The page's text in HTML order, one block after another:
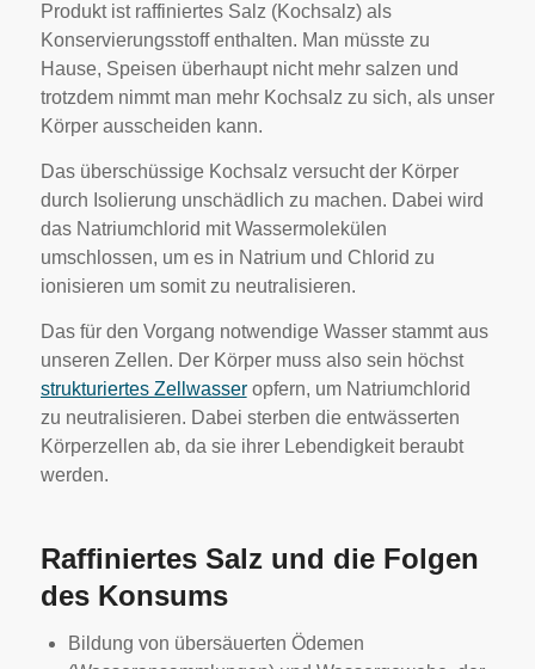
Produkt ist raffiniertes Salz (Kochsalz) als
Konservierungsstoff enthalten. Man müsste zu
Hause, Speisen überhaupt nicht mehr salzen und
trotzdem nimmt man mehr Kochsalz zu sich, als unser
Körper ausscheiden kann.
Das überschüssige Kochsalz versucht der Körper
durch Isolierung unschädlich zu machen. Dabei wird
das Natriumchlorid mit Wassermolekülen
umschlossen, um es in Natrium und Chlorid zu
ionisieren um somit zu neutralisieren.
Das für den Vorgang notwendige Wasser stammt aus
unseren Zellen. Der Körper muss also sein höchst
strukturiertes Zellwasseropfern, um Natriumchlorid
zu neutralisieren. Dabei sterben die entwässerten
Körperzellen ab, da sie ihrer Lebendigkeit beraubt
werden.
Raffiniertes Salz und die Folgen
des Konsums
Bildung von übersäuerten Ödemen